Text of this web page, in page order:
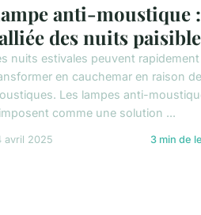
anti-moustique :
des nuits
nuits estivales peuvent
en cauchemar en raison
Les lampes anti-
comme une solution ...
avril 2025 3 min de